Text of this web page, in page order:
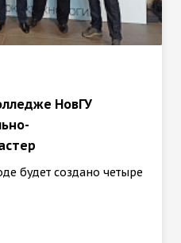
НовГУ
будет создано четыре